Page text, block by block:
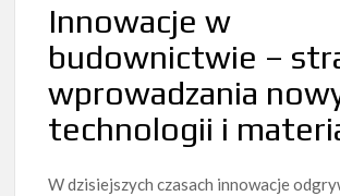
Innowacje w
budownictwie –
wprowadzania
technologii i
W dzisiejszych czasach innowacje